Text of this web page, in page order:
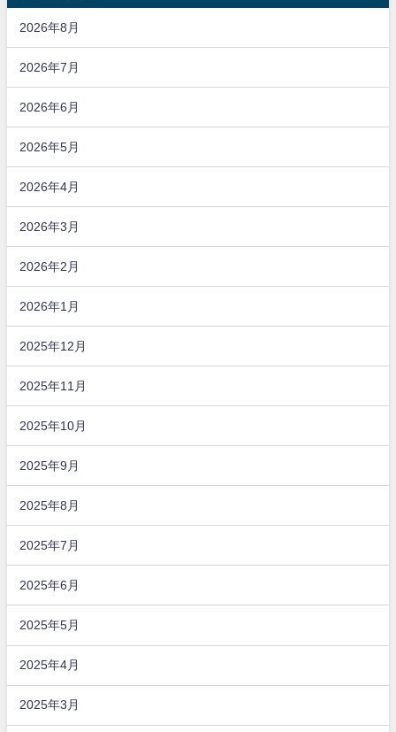
2026年8月
2026年7月
2026年6月
2026年5月
2026年4月
2026年3月
2026年2月
2026年1月
2025年12月
2025年11月
2025年10月
2025年9月
2025年8月
2025年7月
2025年6月
2025年5月
2025年4月
2025年3月